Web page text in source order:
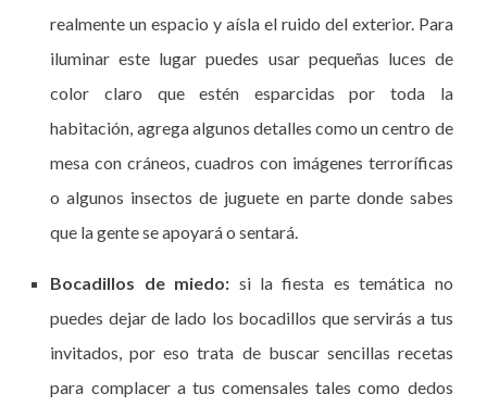
realmente un espacio y aísla el ruido del exterior. Para
iluminar este lugar puedes usar pequeñas luces de
color claro que estén esparcidas por toda la
habitación, agrega algunos detalles como un centro de
mesa con cráneos, cuadros con imágenes terroríficas
o algunos insectos de juguete en parte donde sabes
que la gente se apoyará o sentará.
Bocadillos de miedo: si la fiesta es temática no
puedes dejar de lado los bocadillos que servirás a tus
invitados, por eso trata de buscar sencillas recetas
para complacer a tus comensales tales como dedos